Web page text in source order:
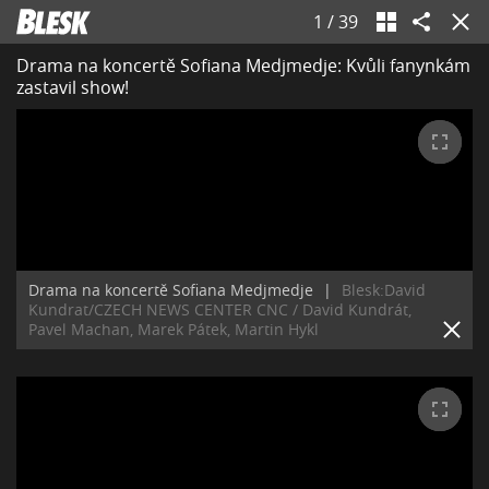
1 /39
Drama na koncertě Sofiana Medjmedje: Kvůli fanynkám
zastavil show!
Drama na koncertě Sofiana Medjmedje |
Blesk:David
Kundrat/CZECH NEWS CENTER CNC / David Kundrát,
Pavel Machan, Marek Pátek, Martin Hykl